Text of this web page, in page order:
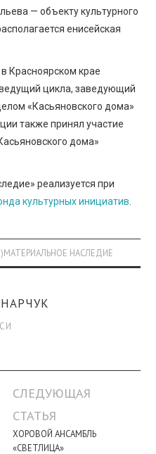
— объекту культурного
енисейская
Красноярском крае
цикла, заведующий
«Касьяновского дома»
также принял участие
дома»
реализуется при
культурных инициатив
НАСЛЕДИЕ
СЛЕДУЮЩАЯ
СТАТЬЯ
ХОРОВОЙ АНСАМБЛЬ
«СВЕТЛИЦА»